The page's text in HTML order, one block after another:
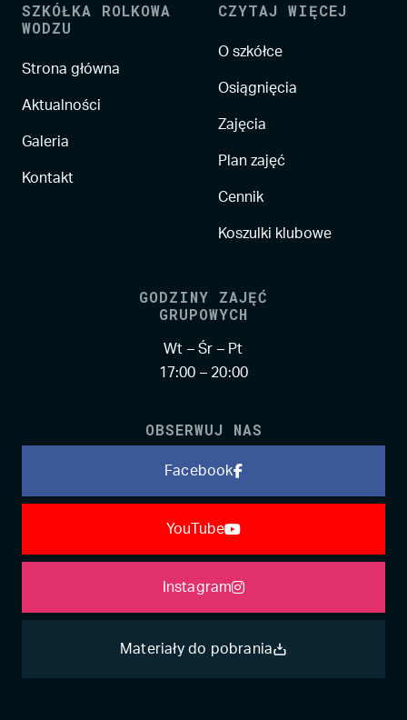
SZKÓŁKA ROLKOWA
WODZU
Strona główna
Aktualności
Galeria
Kontakt
CZYTAJ WIĘCEJ
O szkółce
Osiągnięcia
Zajęcia
Plan zajęć
Cennik
Koszulki klubowe
GODZINY ZAJĘĆ
GRUPOWYCH
Wt – Śr – Pt
17:00 – 20:00
OBSERWUJ NAS
Facebook
YouTube
Instagram
Materiały do pobrania